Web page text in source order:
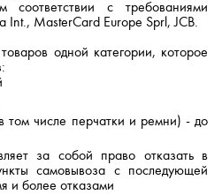
соответствии с требованиями
MasterCard Europe Sprl, JCB.
одной категории, которое
том числе перчатки и ремни) - до
за собой право отказать в
самовывоза с последующей
и более отказами